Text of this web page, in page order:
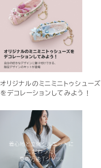
オリジナルのミニミニトゥシューズ
をデコレーションしてみよう！